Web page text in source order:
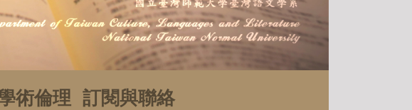
術倫理 訂閱與聯絡